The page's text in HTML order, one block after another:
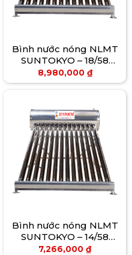
Bình nước nóng NLMT
SUNTOKYO – 18/58
(210L)
8,980,000 ₫
Bình nước nóng NLMT
SUNTOKYO – 14/58
(160L)
7,266,000₫